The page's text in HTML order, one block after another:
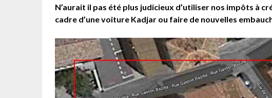
N’aurait il pas été plus judicieux d’utiliser nos impôts à
cadre d’une voiture Kadjar ou faire de nouvelles